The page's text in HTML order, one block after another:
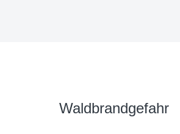
Waldbrandgefahr